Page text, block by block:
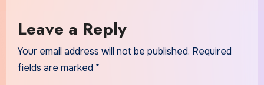
Leave a Reply
Your email address will not be published. Required
fields are marked *